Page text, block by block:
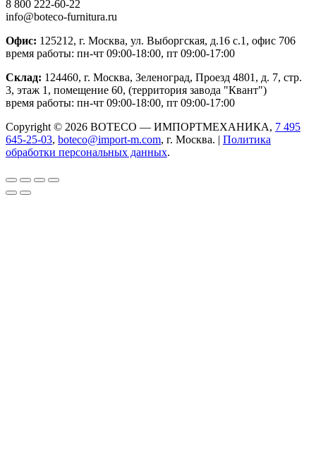
8 800 222-60-22
info@boteco-furnitura.ru
Офис: 125212, г. Москва, ул. Выборгская, д.16 с.1, офис 706
время работы: пн-чт 09:00-18:00, пт 09:00-17:00
Склад: 124460, г. Москва, Зеленоград, Проезд 4801, д. 7, стр.
3, этаж 1, помещение 60, (территория завода "Квант")
время работы: пн-чт 09:00-18:00, пт 09:00-17:00
Copyright © 2026 BOTECO — ИМПОРТМЕХАНИКА, 7 495
645-25-03, boteco@import-m.com, г. Москва. | Политика
обработки персональных данных.